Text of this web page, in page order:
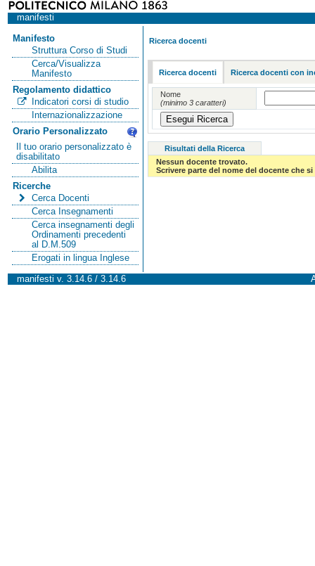
manifesti
Manifesto
Struttura Corso di Studi
Cerca/Visualizza
Manifesto
Regolamento didattico
Indicatori corsi di studio
Internazionalizzazione
Orario Personalizzato
Il tuo orario personalizzato è
disabilitato
Abilita
Ricerche
Cerca Docenti
Cerca Insegnamenti
Cerca insegnamenti degli
Ordinamenti precedenti
al D.M.509
Erogati in lingua Inglese
Ricerca docenti
Ricerca docenti Ricerca docenti con
Nome
(minimo 3 caratteri)
Risultati della Ricerca
Nessun docente trovato.
Scrivere parte del nome del docente che
manifesti v. 3.14.6 / 3.14.6